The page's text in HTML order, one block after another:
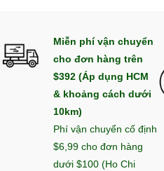
Miễn phí vận chuyển
cho đơn hàng trên
$392 (Áp dụng HCM
& khoảng cách dưới
10km)
Phí vận chuyển cố định
$6,99 cho đơn hàng
dưới $100 (Ho Chi